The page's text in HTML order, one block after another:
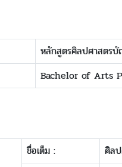
หลักสูตรศิลปศาสตรบั
Bachelor of Arts
ชื่อเต็ม :
ศิล